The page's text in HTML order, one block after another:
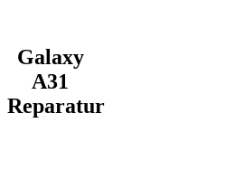
Galaxy
A31
Reparatur